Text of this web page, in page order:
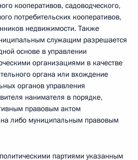
кооперативов, садоводческого,
потребительских кооперативов,
недвижимости. Также
служащим разрешается
основе в управлении
организациями в качестве
органа или вхождение
органов управления
нанимателя в порядке,
правовым актом
либо муниципальным правовым
партиями указанным